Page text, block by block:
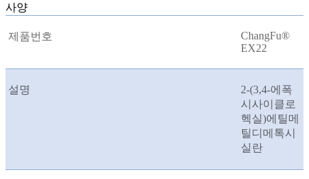
사양
제품번호
ChangFu®
EX22
설명
2-(3,4-에폭
시사이클로
헥실)에틸메
틸디메톡시
실란